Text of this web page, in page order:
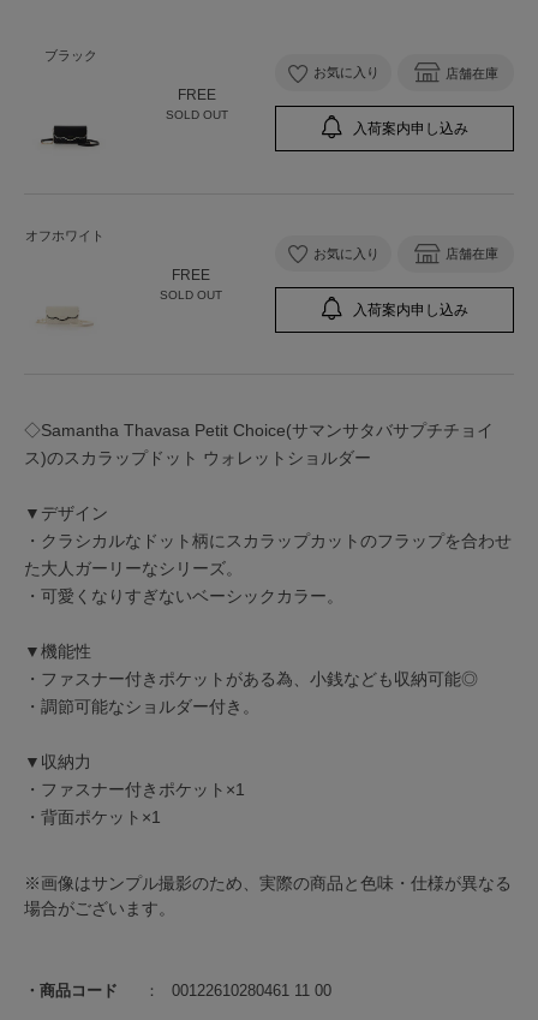
商品コード 00122610280461 11 00
ブラック
FREE
SOLD OUT
お気に入り 店舗在庫
入荷案内申し込み
オフホワイト
FREE
SOLD OUT
お気に入り 店舗在庫
入荷案内申し込み
◇Samantha Thavasa Petit Choice(サマンサタバサプチチョイ
ス)のスカラップドット ウォレットショルダー
▼デザイン
・クラシカルなドット柄にスカラップカットのフラップを合わせ
た大人ガーリーなシリーズ。
・可愛くなりすぎないベーシックカラー。
▼機能性
・ファスナー付きポケットがある為、小銭なども収納可能◎
・調節可能なショルダー付き。
▼収納力
・ファスナー付きポケット×1
・背面ポケット×1
※画像はサンプル撮影のため、実際の商品と色味・仕様が異なる
場合がございます。